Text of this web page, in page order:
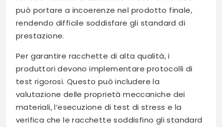
può portare a incoerenze nel prodotto finale,
rendendo difficile soddisfare gli standard di
prestazione.
Per garantire racchette di alta qualità, i
produttori devono implementare protocolli di
test rigorosi. Questo può includere la
valutazione delle proprietà meccaniche dei
materiali, l’esecuzione di test di stress e la
verifica che le racchette soddisfino gli standard